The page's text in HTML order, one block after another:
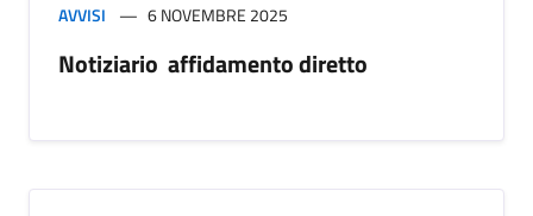
AVVISI 6 NOVEMBRE 2025
Notiziario affidamento diretto